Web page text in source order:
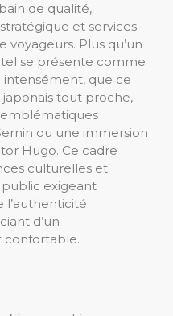
de qualité,
et services
voyageurs. Plus qu’un
se présente comme
intensément, que ce
japonais tout proche,
ou une immersion
Hugo. Ce cadre
culturelles et
exigeant
l’authenticité
d’un